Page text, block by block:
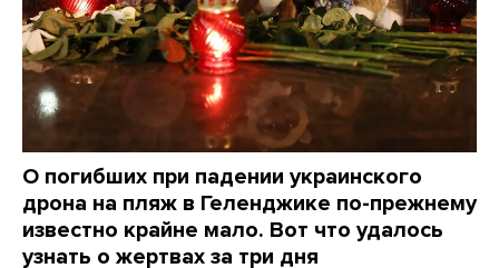
О погибших при падении украинского
дрона на пляж в Геленджике по-прежнему
известно крайне мало. Вот что удалось
узнать о жертвах за три дня